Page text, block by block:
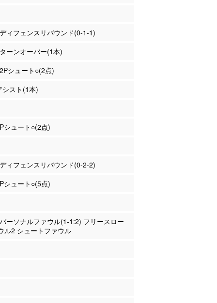
ィフェンスリバウンド(0-1-1)
ーンオーバー(1本)
シュート○(2点)
スト(1本)
シュート○(2点)
ィフェンスリバウンド(0-2-2)
シュート○(5点)
ーソナルファウル(1-1:2) フリースロー
ル2 シュートファウル